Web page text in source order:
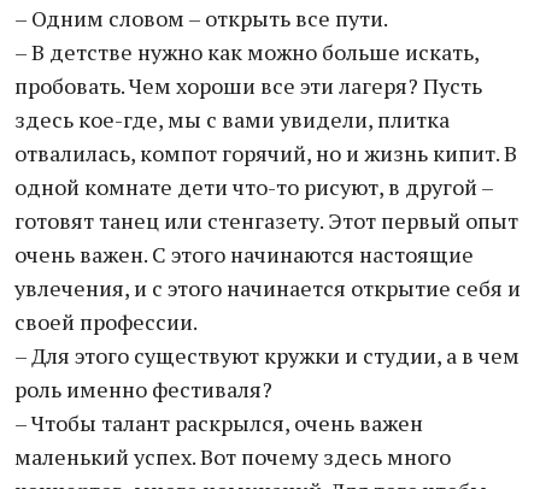
– Одним словом – открыть все пути.
– В детстве нужно как можно больше искать,
пробовать. Чем хороши все эти лагеря? Пусть
здесь кое-где, мы с вами увидели, плитка
отвалилась, компот горячий, но и жизнь кипит. В
одной комнате дети что-то рисуют, в другой –
готовят танец или стенгазету. Этот первый опыт
очень важен. С этого начинаются настоящие
увлечения, и с этого начинается открытие себя и
своей профессии.
– Для этого существуют кружки и студии, а в чем
роль именно фестиваля?
– Чтобы талант раскрылся, очень важен
маленький успех. Вот почему здесь много